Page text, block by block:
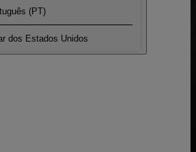
(PT)
dos Estados Unidos